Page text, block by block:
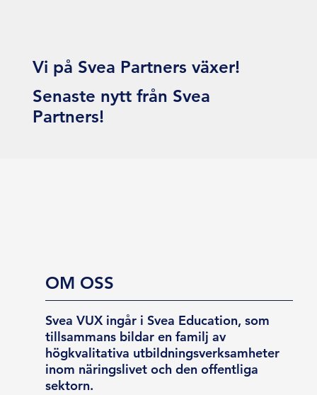
Vi på Svea Partners växer!
Senaste nytt från Svea
Partners!
OM OSS
Svea VUX ingår i Svea Education, som
tillsammans bildar en familj av
högkvalitativa utbildningsverksamheter
inom näringslivet och den offentliga
sektorn.